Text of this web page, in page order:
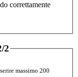
correttamente
2
massimo 200